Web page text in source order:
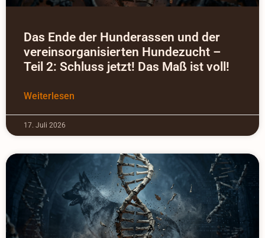
Das Ende der Hunderassen und der
vereinsorganisierten Hundezucht –
Teil 2: Schluss jetzt! Das Maß ist voll!
Weiterlesen
17. Juli 2026